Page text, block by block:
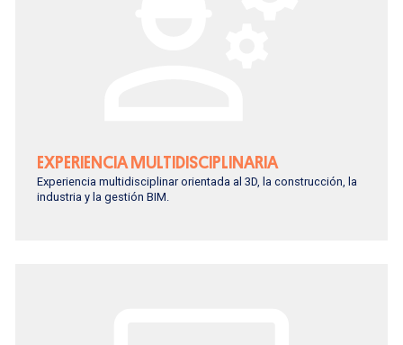
EXPERIENCIA MULTIDISCIPLINARIA
Experiencia multidisciplinar orientada al 3D, la construcción, la
industria y la gestión BIM.